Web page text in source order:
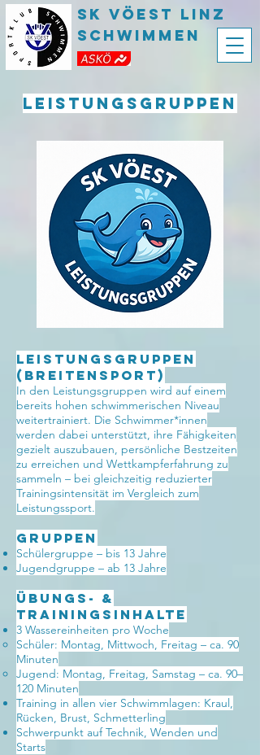
SK VÖEST LInz
Schwimmen
Leistungsgruppen
Leistungsgruppen
(Breitensport)
In den Leistungsgruppen wird auf einem
bereits hohen schwimmerischen Niveau
weitertrainiert. Die Schwimmer*innen
werden dabei unterstützt, ihre Fähigkeiten
gezielt auszubauen, persönliche Bestzeiten
zu erreichen und Wettkampferfahrung zu
sammeln – bei gleichzeitig reduzierter
Trainingsintensität im Vergleich zum
Leistungssport.
Gruppen
Schülergruppe – bis 13 Jahre
Jugendgruppe – ab 13 Jahre
Übungs- &
Trainingsinhalte
3 Wassereinheiten pro Woche
Schüler: Montag, Mittwoch, Freitag – ca. 90
Minuten
Jugend: Montag, Freitag, Samstag – ca. 90–
120 Minuten
Training in allen vier Schwimmlagen: Kraul,
Rücken, Brust, Schmetterling
Schwerpunkt auf Technik, Wenden und
Starts